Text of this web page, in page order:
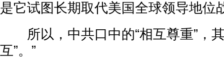
是它试图长期取代美国全球领导地位
所以，中共口中的“相互尊重”，其
互”。”